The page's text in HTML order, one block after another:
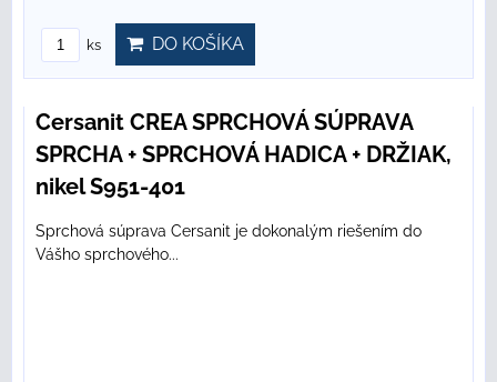
ks DO KOŠÍKA
Cersanit CREA SPRCHOVÁ SÚPRAVA
SPRCHA + SPRCHOVÁ HADICA + DRŽIAK,
nikel S951-401
Sprchová súprava Cersanit je dokonalým riešením do
Vášho sprchového...